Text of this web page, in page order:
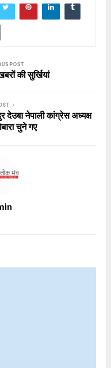
POST
की सुर्खियां
देउबा नेपाली कांग्रेस अध्यक्ष
चुने गए